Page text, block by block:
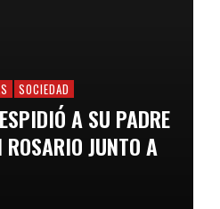
SOCIEDAD
A SU PADRE
ROSARIO JUNTO A